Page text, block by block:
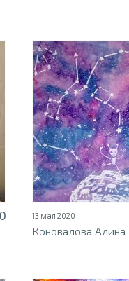
0
13 мая 2020
Коновалова Алина